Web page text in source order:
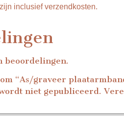
inclusief verzendkosten.
beoordelingen.
“As/graveer
niet gepubliceerd.